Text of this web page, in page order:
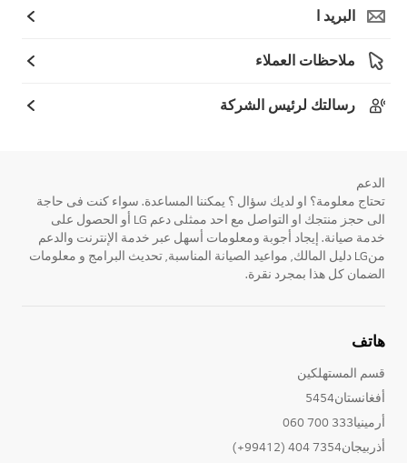
البريد ا
ملاحظات العملاء
رسالتك لرئيس الشركة
الدعم
تحتاج معلومة؟ او لديك سؤال ؟ يمكننا المساعدة. سواء كنت فى حاجة
الى حجز منتجك او التواصل مع احد ممثلى دعم LG أو الحصول على
خدمة صيانة. إيجاد أجوبة ومعلومات أسهل عبر خدمة الإنترنت والدعم
منLG دليل المالك, مواعيد الصيانة المناسبة, تحديث البرامج و معلومات
الضمان كل هذا بمجرد نقرة.
هاتف
قسم المستهلكين
أفغانستان5454
أرمينيا333 700 060
أذربيجان7354 404 (99412+)